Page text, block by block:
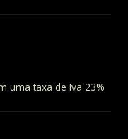
uma taxa de Iva 23%